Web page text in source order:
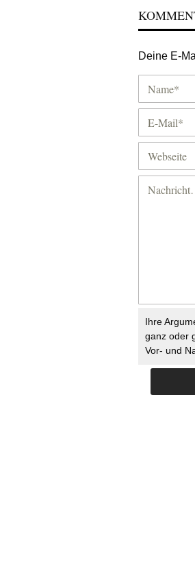
Deine E-
Ihre
ganz oder
Vor- und